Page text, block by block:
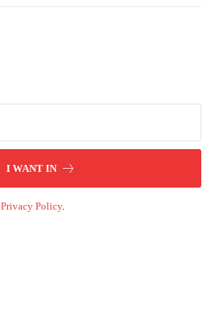
I WANT IN
Privacy Policy.